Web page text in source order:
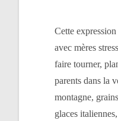
Cette
avec mères
faire tourner,
parents dans la
montagne,
glaces